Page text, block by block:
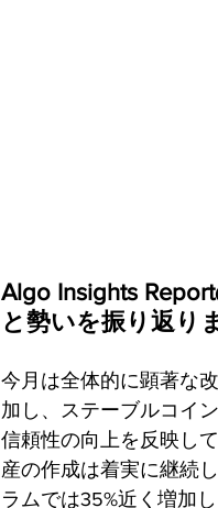
Algo Insights
と勢いを振り返り
今月は全体的に顕著な
加し、ステーブルコイ
信頼性の向上を反映し
産の作成は着実に継続
ラムでは35%近く増加